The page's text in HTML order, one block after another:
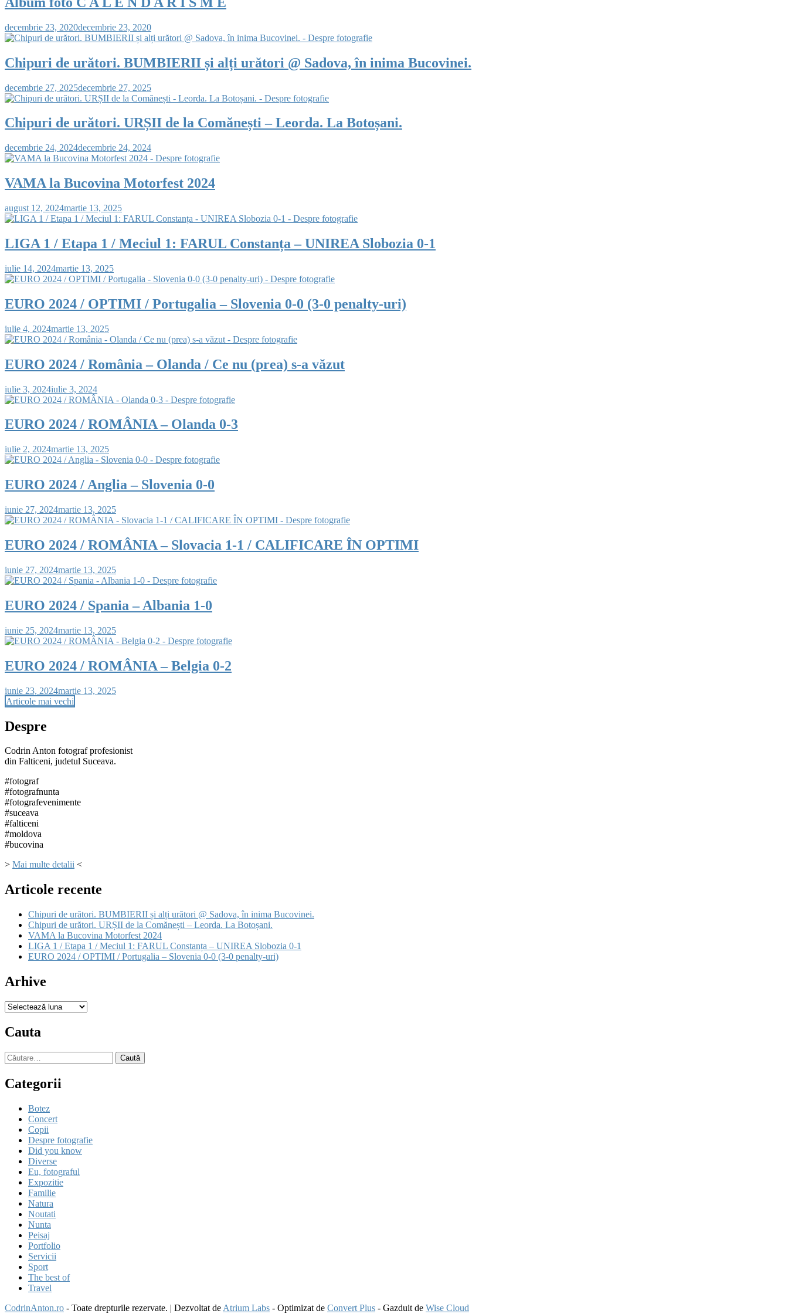
decembrie 23, 2020decembrie 23, 2020
Chipuri de urători. BUMBIERII și alți urători @ Sadova, în inima Bucovinei.
decembrie 27, 2025decembrie 27, 2025
Chipuri de urători. URȘII de la Comănești – Leorda. La Botoșani.
decembrie 24, 2024decembrie 24, 2024
VAMA la Bucovina Motorfest 2024
august 12, 2024martie 13, 2025
LIGA 1 / Etapa 1 / Meciul 1: FARUL Constanța – UNIREA Slobozia 0-1
iulie 14, 2024martie 13, 2025
EURO 2024 / OPTIMI / Portugalia – Slovenia 0-0 (3-0 penalty-uri)
iulie 4, 2024martie 13, 2025
EURO 2024 / România – Olanda / Ce nu (prea) s-a văzut
iulie 3, 2024iulie 3, 2024
EURO 2024 / ROMÂNIA – Olanda 0-3
iulie 2, 2024martie 13, 2025
EURO 2024 / Anglia – Slovenia 0-0
iunie 27, 2024martie 13, 2025
EURO 2024 / ROMÂNIA – Slovacia 1-1 / CALIFICARE ÎN OPTIMI
iunie 27, 2024martie 13, 2025
EURO 2024 / Spania – Albania 1-0
iunie 25, 2024martie 13, 2025
EURO 2024 / ROMÂNIA – Belgia 0-2
iunie 23, 2024martie 13, 2025
Navigare
în
articole
Articole mai vechi
Despre
Codrin Anton fotograf profesionist
din Falticeni, judetul Suceava.
#fotograf
#fotografnunta
#fotografevenimente
#suceava
#falticeni
#moldova
#bucovina
> Mai multe detalii <
Articole recente
Chipuri de urători. BUMBIERII și alți urători @ Sadova, în inima Bucovinei.
Chipuri de urători. URȘII de la Comănești – Leorda. La Botoșani.
VAMA la Bucovina Motorfest 2024
LIGA 1 / Etapa 1 / Meciul 1: FARUL Constanța – UNIREA Slobozia 0-1
EURO 2024 / OPTIMI / Portugalia – Slovenia 0-0 (3-0 penalty-uri)
Arhive
Arhive
Cauta
Caută
după:
Categorii
Botez
Concert
Copii
Despre fotografie
Did you know
Diverse
Eu, fotograful
Expozitie
Familie
Natura
Noutati
Nunta
Peisaj
Portfolio
Servicii
Sport
The best of
Travel
CodrinAnton.ro - Toate drepturile rezervate. | Dezvoltat de Atrium Labs - Optimizat de Convert Plus - Gazduit de Wise Cloud